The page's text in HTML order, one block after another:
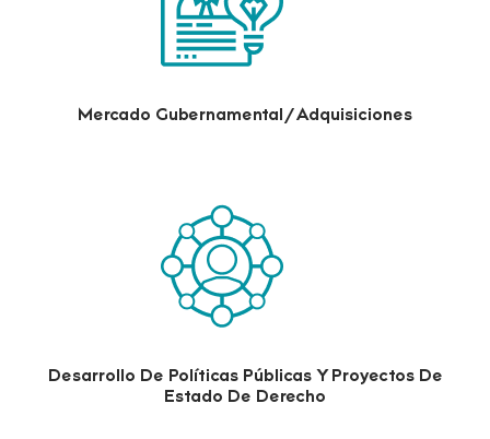
Mercado Gubernamental/Adquisiciones
Desarrollo De Políticas Públicas Y Proyectos De
Estado De Derecho